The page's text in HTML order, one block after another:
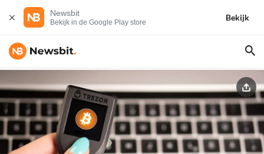
Newsbit
Bekijk in de Google Play store
Bekijk